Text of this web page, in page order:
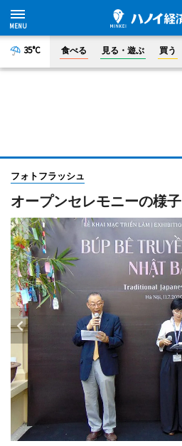
35°C 食べる 見る・遊ぶ 買う
フォトフラッシュ
オープンセレモニーの様子